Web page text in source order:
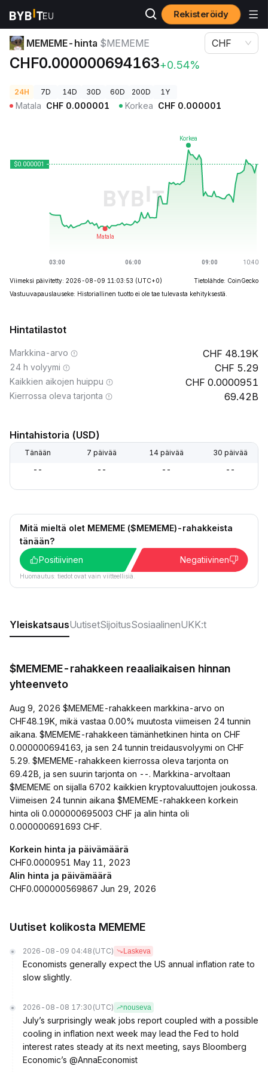
Rekisteröidy
Kryptohinnat MEMEME-hinta $MEMEME
MEMEME-hinta $MEMEME
CHF0.000000694163+0.54%
CHF
24H 7D 14D 30D 60D 200D 1Y
Matala CHF 0.000001 Korkea CHF 0.000001
Viimeksi päivitetty: 2026-08-09 11:03:53 (UTC+0)
Tietolähde: CoinGecko
Vastuuvapauslauseke: Historiallinen tuotto ei ole tae tulevasta kehityksestä.
Hintatilastot
Markkina-arvo 48.19K
24 h volyymi 5.29
Kaikkien aikojen huippu 0.0000951
Kierrossa oleva tarjonta 69.42B
Hintahistoria (USD)
Tänään 7 päivää 14 päivää 30 päivää
-- -- -- --
Mitä mieltä olet MEMEME ($MEMEME)-rahakkeista
tänään?
Positiivinen
Negatiivinen
Huomautus: tiedot ovat vain viitteellisiä.
YleiskatsausUutisetSijoitusSosiaalinenUKK:t
$MEMEME-rahakkeen reaaliaikaisen hinnan
yhteenveto
Aug 9, 2026 $MEMEME-rahakkeen markkina-arvo on
CHF48.19K, mikä vastaa 0.00% muutosta viimeisen 24 tunnin
aikana. $MEMEME-rahakkeen tämänhetkinen hinta on CHF
0.000000694163, ja sen 24 tunnin treidausvolyymi on CHF
5.29. $MEMEME-rahakkeen kierrossa oleva tarjonta on
69.42B, ja sen suurin tarjonta on --. Markkina-arvoltaan
$MEMEME on sijalla 6702 kaikkien kryptovaluuttojen joukossa.
Viimeisen 24 tunnin aikana $MEMEME-rahakkeen korkein
hinta oli 0.000000695003 CHF ja alin hinta oli
0.000000691693 CHF.
Korkein hinta ja päivämäärä
CHF0.0000951 May 11, 2023
Alin hinta ja päivämäärä
CHF0.000000569867 Jun 29, 2026
Uutiset kolikosta MEMEME
2026-08-09 04:48 (UTC) Laskeva
Economists generally expect the US annual inflation rate to
slow slightly.
2026-08-08 17:30 (UTC) nouseva
July’s surprisingly weak jobs report coupled with a possible
cooling in inflation next week may lead the Fed to hold
interest rates steady at its next meeting, says Bloomberg
Economic’s @AnnaEconomist